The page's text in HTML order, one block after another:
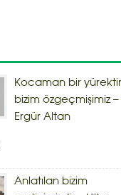
Kocaman bir yürektir
bizim özgeçmişimiz –
Ergür Altan
Anlatılan bizim